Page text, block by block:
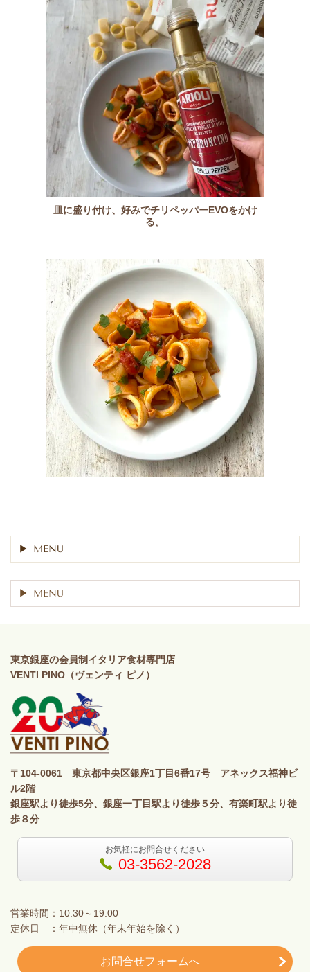
皿に盛り付け、好みでチリペッパーEVOをかけ
る。
MENU
MENU
東京銀座の会員制イタリア食材専門店
VENTI PINO（ヴェンティ ピノ）
〒104-0061 東京都中央区銀座1丁目6番17号 アネックス福神ビ
ル2階
銀座駅より徒歩5分、銀座一丁目駅より徒歩５分、有楽町駅より徒
歩８分
お気軽にお問合せください
03-3562-2028
営業時間：10:30～19:00
定休日 ：年中無休（年末年始を除く）
お問合せフォームへ